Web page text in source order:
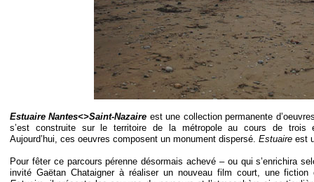
Estuaire Nantes<>Saint-Nazaire est une collection permanente
s’est construite sur le territoire de la métropole au cours de trois
Aujourd’hui, ces oeuvres composent un monument dispersé. Estuaire est
Pour fêter ce parcours pérenne désormais achevé – ou qui s’enrichira
invité Gaëtan Chataigner à réaliser un nouveau film court, une